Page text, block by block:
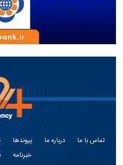
تماس با ما درباره ما پیوندها
خبرنامه